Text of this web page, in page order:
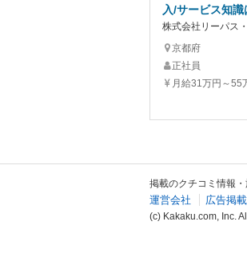
入/サービス知
株式会社リーパス
京都府
正社員
月給31万円～55
掲載のクチコミ情報
運営会社 広告掲
(c) Kakaku.com, Inc.